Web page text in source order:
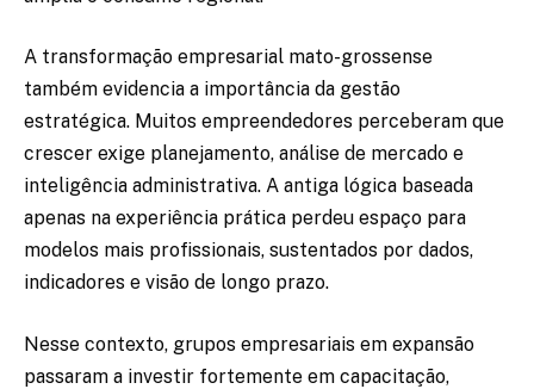
A transformação empresarial mato-grossense
também evidencia a importância da gestão
estratégica. Muitos empreendedores perceberam que
crescer exige planejamento, análise de mercado e
inteligência administrativa. A antiga lógica baseada
apenas na experiência prática perdeu espaço para
modelos mais profissionais, sustentados por dados,
indicadores e visão de longo prazo.
Nesse contexto, grupos empresariais em expansão
passaram a investir fortemente em capacitação,